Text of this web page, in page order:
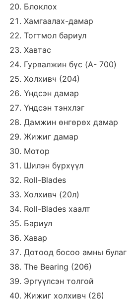
Блоклох
Хамгаалах-дамар
Тогтмол бариул
Хавтас
Гурвалжин бүс (A- 700)
Холхивч (204)
Үндсэн дамар
Үндсэн тэнхлэг
Дамжин өнгөрөх дамар
Жижиг дамар
Мотор
Шилэн бүрхүүл
Roll-Blades
Холхивч (20л)
Roll-Blades хаалт
Бариул
Хавар
Дотоод босоо амны булаг
The Bearing (206)
Эргүүлсэн толгой
Жижиг холхивч (26)